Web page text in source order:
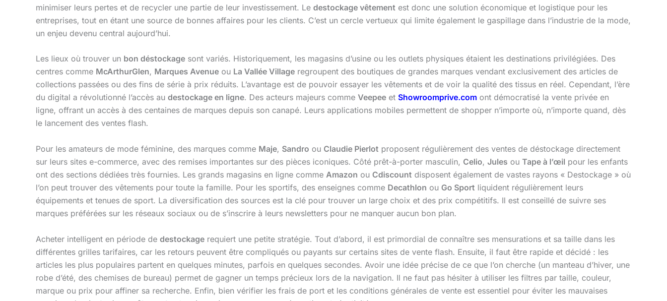
minimiser leurs pertes et de recycler une partie de leur investissement. Le destockage vêtement est donc une solution économique et logistique pour les
entreprises, tout en étant une source de bonnes affaires pour les clients. C’est un cercle vertueux qui limite également le gaspillage dans l’industrie de la mode,
un enjeu devenu central aujourd’hui.
Les lieux où trouver un bon déstockage sont variés. Historiquement, les magasins d’usine ou les outlets physiques étaient les destinations privilégiées. Des
centres comme McArthurGlen, Marques Avenue ou La Vallée Village regroupent des boutiques de grandes marques vendant exclusivement des articles de
collections passées ou des fins de série à prix réduits. L’avantage est de pouvoir essayer les vêtements et de voir la qualité des tissus en réel. Cependant, l’ère
du digital a révolutionné l’accès au destockage en ligne. Des acteurs majeurs comme Veepee et Showroomprive.com ont démocratisé la vente privée en
ligne, offrant un accès à des centaines de marques depuis son canapé. Leurs applications mobiles permettent de shopper n’importe où, n’importe quand, dès
le lancement des ventes flash.
Pour les amateurs de mode féminine, des marques comme Maje, Sandro ou Claudie Pierlot proposent régulièrement des ventes de déstockage directement
sur leurs sites e-commerce, avec des remises importantes sur des pièces iconiques. Côté prêt-à-porter masculin, Celio, Jules ou Tape à l’œil pour les enfants
ont des sections dédiées très fournies. Les grands magasins en ligne comme Amazon ou Cdiscount disposent également de vastes rayons « Destockage » où
l’on peut trouver des vêtements pour toute la famille. Pour les sportifs, des enseignes comme Decathlon ou Go Sport liquident régulièrement leurs
équipements et tenues de sport. La diversification des sources est la clé pour trouver un large choix et des prix compétitifs. Il est conseillé de suivre ses
marques préférées sur les réseaux sociaux ou de s’inscrire à leurs newsletters pour ne manquer aucun bon plan.
Acheter intelligent en période de destockage requiert une petite stratégie. Tout d’abord, il est primordial de connaître ses mensurations et sa taille dans les
différentes grilles tarifaires, car les retours peuvent être compliqués ou payants sur certains sites de vente flash. Ensuite, il faut être rapide et décidé : les
articles les plus populaires partent en quelques minutes, parfois en quelques secondes. Avoir une idée précise de ce que l’on cherche (un manteau d’hiver, une
robe d’été, des chemises de bureau) permet de gagner un temps précieux lors de la navigation. Il ne faut pas hésiter à utiliser les filtres par taille, couleur,
marque ou prix pour affiner sa recherche. Enfin, bien vérifier les frais de port et les conditions générales de vente est essentiel pour éviter les mauvaises